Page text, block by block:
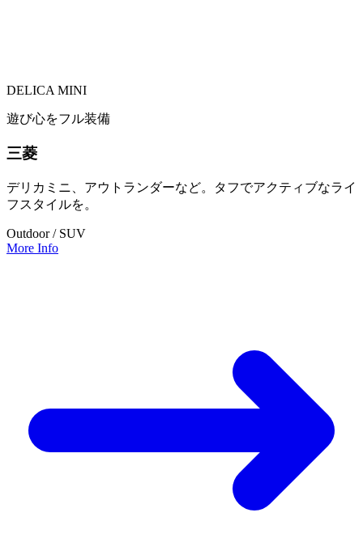
DELICA MINI
遊び心をフル装備
三菱
デリカミニ、アウトランダーなど。タフでアクティブなライ
フスタイルを。
Outdoor / SUV
More Info